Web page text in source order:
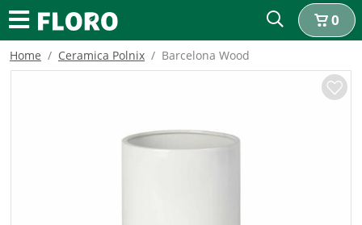
0
Home Ceramica Polnix Barcelona Wood